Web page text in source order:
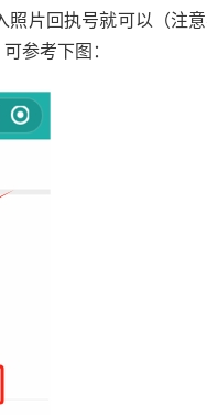
照片回执号就可以（注
参考下图：